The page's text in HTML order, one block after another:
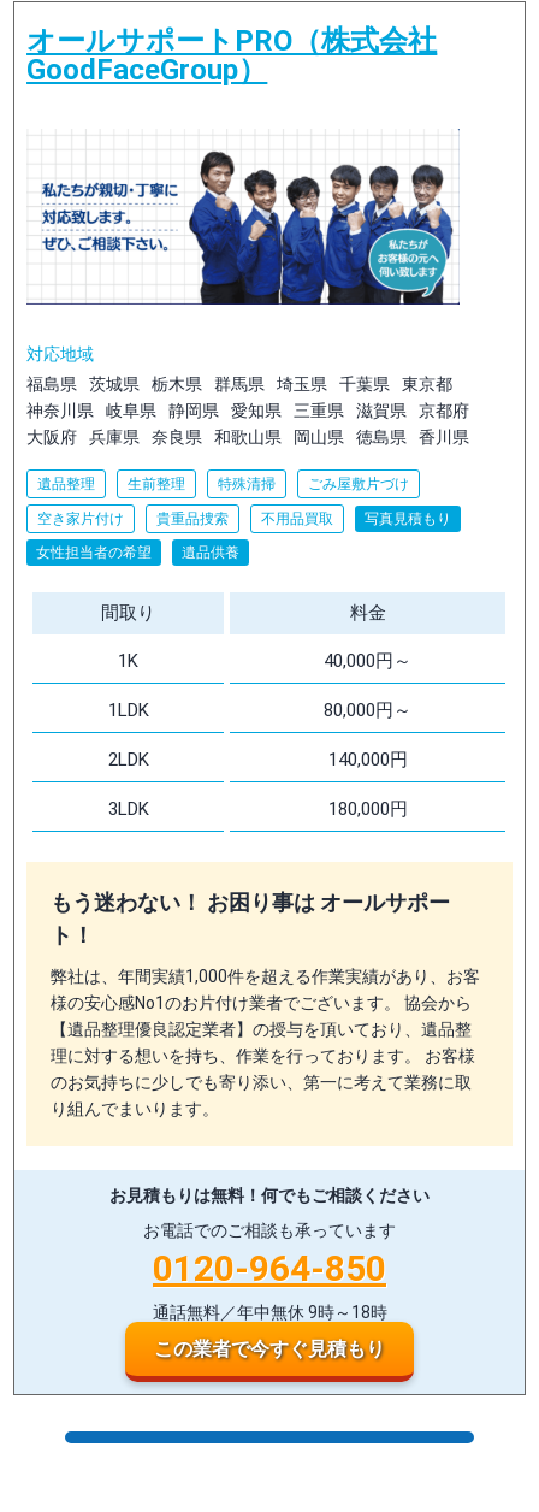
オールサポートPRO（株式会社
GoodFaceGroup）
対応地域
福島県
茨城県 栃木県 群馬県 埼玉県 千葉県
東京都
神奈川県
岐阜県 静岡県 愛知県 三重県 滋賀県
京都府
大阪府
兵庫県 奈良県 和歌山県 岡山県 徳島県 香川県
遺品整理 生前整理 特殊清掃 ごみ屋敷片づけ
空き家片付け 貴重品捜索 不用品買取
写真見積もり
女性担当者の希望
遺品供養
間取り 料金
1K 40,000円～
1LDK 80,000円～
2LDK 140,000円
3LDK 180,000円
もう迷わない！ お困り事は オールサポー
ト！
弊社は、年間実績1,000件を超える作業実績があり、お客
様の安心感No1のお片付け業者でございます。 協会から
【遺品整理優良認定業者】の授与を頂いており、遺品整
理に対する想いを持ち、作業を行っております。 お客様
のお気持ちに少しでも寄り添い、第一に考えて業務に取
り組んでまいります。
お見積もりは無料！ 何でもご相談ください
お電話でのご相談も承っています
0120-964-850
通話無料／年中無休 9時～18時
この業者で今すぐ見積もり